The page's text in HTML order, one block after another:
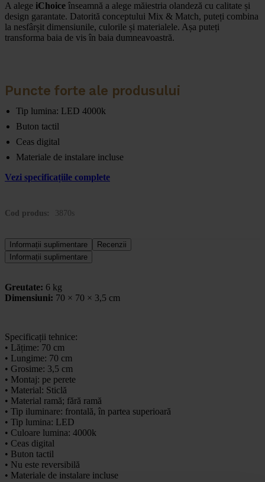
A alege iChoice înseamnă a alege măiestria olandeză cu calitate și
design garantate. Datorită conceptului Mix & Match, puteți combina
la nesfârșit dimensiunile, culorile și materialele. Așa puteți
transforma baia de vis în baia dumneavoastră.
Puncte forte ale produsului
Tip lumina: LED 4000k
Buton tactil
Ceas digital
Materiale de instalare incluse
Vezi specificațiile complete
Cod produs: 3870s
Informații suplimentare
Recenzii
Informații suplimentare
Greutate: 6 kg
Dimensiuni: 70 × 70 × 3,5 cm
Specificații tehnice:
• Lățime: 70 cm
• Lungime: 70 cm
• Grosime: 3,5 cm
• Montaj: pe perete
• Material: Sticlă
• Material ramă; fără ramă
• Tip iluminare: frontală, în partea superioară
• Tip lumina: LED
• Culoare lumina: 4000k
• Ceas digital
• Buton tactil
• Nu este reversibilă
• Materiale de instalare incluse